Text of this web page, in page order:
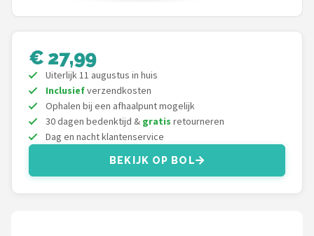
€ 27,99
Uiterlijk 11 augustus in huis
Inclusiefverzendkosten
Ophalen bij een afhaalpunt mogelijk
30 dagen bedenktijd & gratis retourneren
Dag en nacht klantenservice
BEKIJK OP BOL